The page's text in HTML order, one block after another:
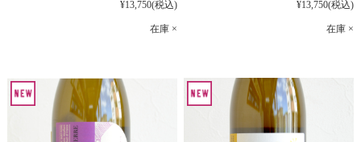
¥13,750(税込)
在庫 ×
¥13,750(税込)
在庫 ×